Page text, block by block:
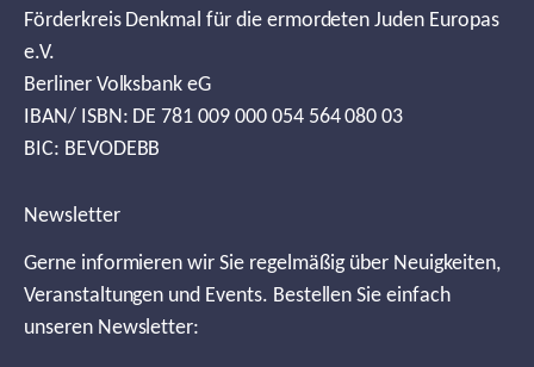
Förderkreis Denkmal für die ermordeten Juden Europas
e.V.
Berliner Volksbank eG
IBAN/ ISBN: DE 781 009 000 054 564 080 03
BIC: BEVODEBB
Newsletter
Gerne informieren wir Sie regelmäßig über Neuigkeiten,
Veranstaltungen und Events. Bestellen Sie einfach
unseren Newsletter: